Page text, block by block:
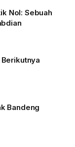
Nol: Sebuah
Bandeng